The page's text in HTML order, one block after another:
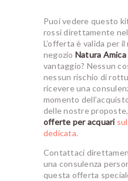
Puoi vedere questo
rossi direttamente
L’offerta è valida per
negozio Natura Amica
vantaggio? Nessun
nessun rischio di
ricevere una
momento
delle nostre proposte,
offerte per acquari
dedicata.
Contattaci
una consulenza
questa offerta